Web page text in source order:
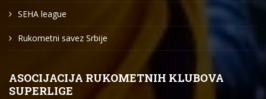
SEHA league
Rukometni savez Srbije
ASOCIJACIJA RUKOMETNIH KLUBOVA
SUPERLIGE